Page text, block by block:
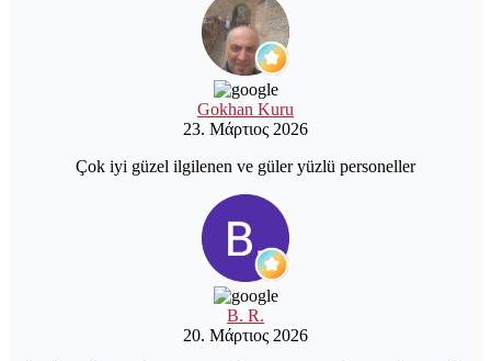
Gokhan Kuru
23. Μάρτιος 2026
Çok iyi güzel ilgilenen ve güler yüzlü personeller
B. R.
20. Μάρτιος 2026